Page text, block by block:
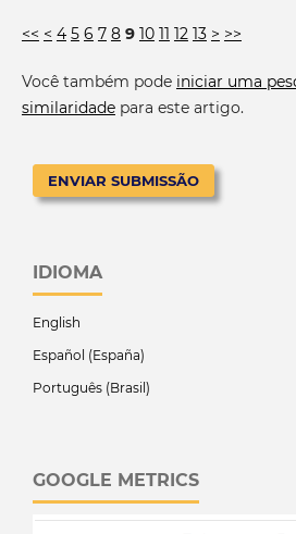
<< < 4 5 6 7 8 9 10 11 12 13 > >>
Você também pode iniciar uma
similaridadepara este artigo.
ENVIAR SUBMISSÃO
IDIOMA
English
Español (España)
Português (Brasil)
GOOGLE METRICS